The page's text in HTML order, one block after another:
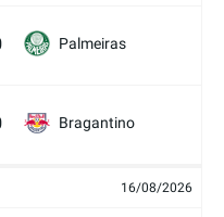
Palmeiras
Bragantino
16/08/2026